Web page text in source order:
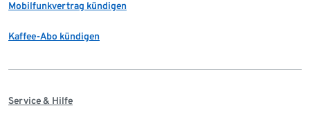
Mobilfunkvertrag kündigen
Kaffee-Abo kündigen
Service & Hilfe